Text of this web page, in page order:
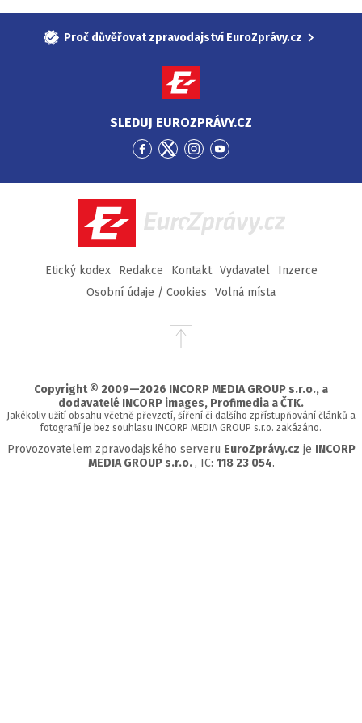
Proč důvěřovat zpravodajství EuroZprávy.cz
SLEDUJ EUROZPRÁVY.CZ
Přejít
Facebook
Přejít
Twitter
Přejít
Instagram
Přejít
YouTube
EuroZprávy.cz
Etický kodex Redakce Kontakt Vydavatel
Inzerce
Osobní údaje / Cookies
Volná místa
Přejít
stránky
Copyright © 2009—2026 INCORP MEDIA GROUP s.r.o., a
dodavatelé INCORP images, Profimedia a ČTK.
Jakékoliv užití obsahu včetně převzetí, šíření či dalšího zpřístupňování článků a
fotografií je bez souhlasu INCORP MEDIA GROUP s.r.o. zakázáno.
Provozovatelem zpravodajského serveru EuroZprávy.cz je INCORP
MEDIA GROUP s.r.o. , IC: 118 23 054.